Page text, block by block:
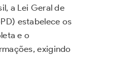
a Lei Geral de
estabelece os
e o
exigindo